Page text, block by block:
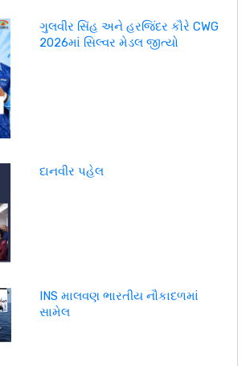
ગુલવીર સિંહ અને હરજિંદર કૌરે CWG
2026માં સિલ્વર મેડલ જીત્યો
દાનવીર પહેલ
INS માલવણ ભારતીય નૌકાદળમાં
સામેલ